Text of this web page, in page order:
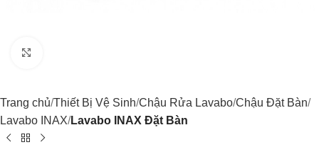
Trang chủ Thiết Bị Vệ Sinh Chậu Rửa Lavabo Chậu Đặt Bàn
Lavabo INAX Lavabo INAX Đặt Bàn